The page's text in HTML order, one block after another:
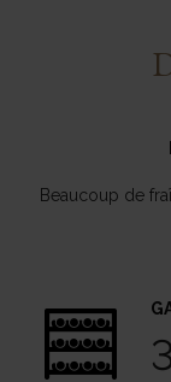
Beaucoup de